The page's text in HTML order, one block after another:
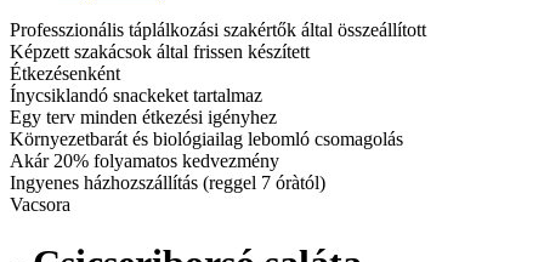
Professzionális táplálkozási szakértők által összeállított
Képzett szakácsok által frissen készített
Étkezésenként
Ínycsiklandó snackeket tartalmaz
Egy terv minden étkezési igényhez
Környezetbarát és biológiailag lebomló csomagolás
Akár 20% folyamatos kedvezmény
Ingyenes házhozszállítás (reggel 7 óràtól)
Vacsora